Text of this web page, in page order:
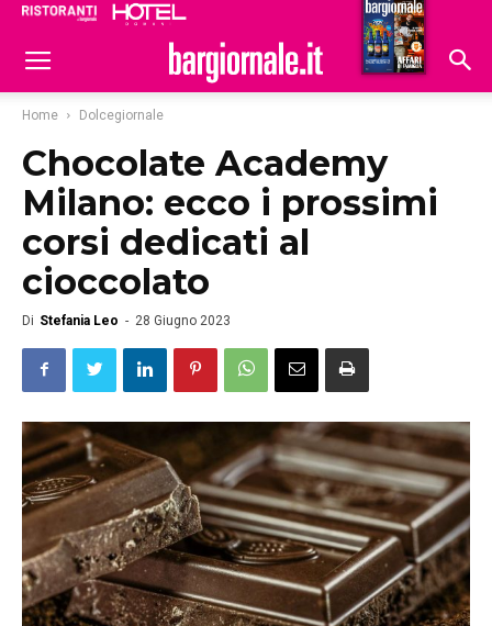
Hoteldomani
Home Dolcegiornale
Chocolate Academy
Milano: ecco i prossimi
corsi dedicati al
cioccolato
Di Stefania Leo - 28 Giugno 2023